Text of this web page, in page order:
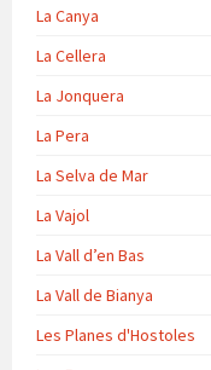
La Canya
La Cellera
La Jonquera
La Pera
La Selva de Mar
La Vajol
La Vall d’en Bas
La Vall de Bianya
Les Planes d'Hostoles